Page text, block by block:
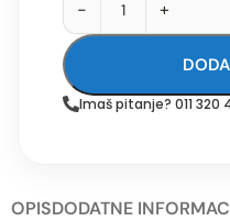
- +
Imaš pitanje? 011 320
OPISDODATNE